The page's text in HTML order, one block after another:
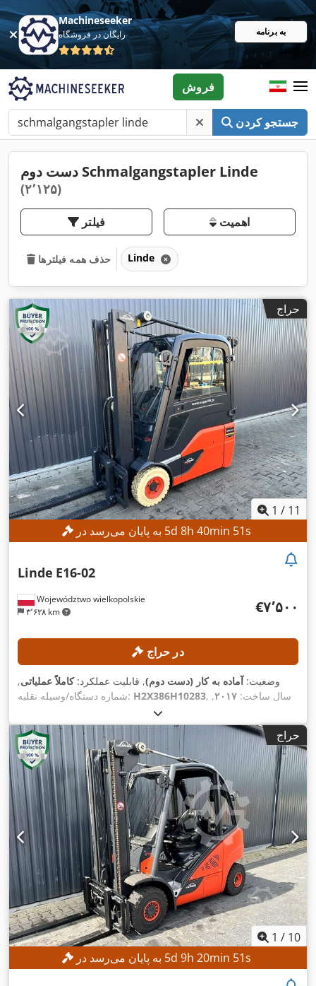
Machineseeker
رایگان در فروشگاه به برنامه
جستجو کردن
فروش
دست دوم Schmalgangstapler Linde
(۲٬۱۲۵)
فیلتر اهمیت
حذف همه فیلترها Linde
حراج
1 / 11
5d 8h 40min 49s
Województwo wielkopolskie
۳٬۶۲۸ km
Linde E16-02
‎€۷٬۵۰۰
در حراج
وضعیت:آماده به کار (دست دوم), قابلیت عملکرد:کاملاً عملیاتی,
شماره دستگاه/وسیله نقلیه: H2X386H10283 , سال ساخت: ۲۰۱۷,
, برداشت
آزاد:۱٬۵۰۰ میلی‌متر , ارتفاع سازه:۲٬۱۲۱ میلی‌متر
, تجهیزات:
جابجایی جانبی, حراج
1 / 10
5d 9h 20min 49s